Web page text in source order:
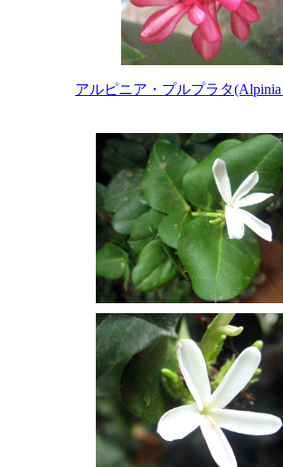
アルピニア・プルプラタ(Alpinia